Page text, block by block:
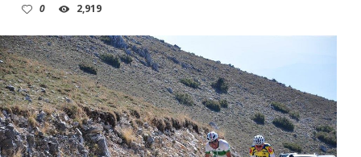
0
2,919